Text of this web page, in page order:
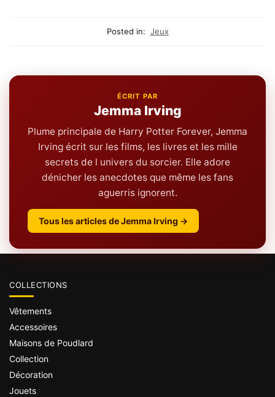
Posted in: Jeux
ÉCRIT PAR
Jemma Irving
Plume principale de Harry Potter Forever, Jemma
Irving écrit sur les films, les livres et les mille
secrets de l univers du sorcier. Elle adore
dénicher les anecdotes que même les fans
aguerris ignorent.
Tous les articles de Jemma Irving →
COLLECTIONS
Vêtements
Accessoires
Maisons de Poudlard
Collection
Décoration
Jouets